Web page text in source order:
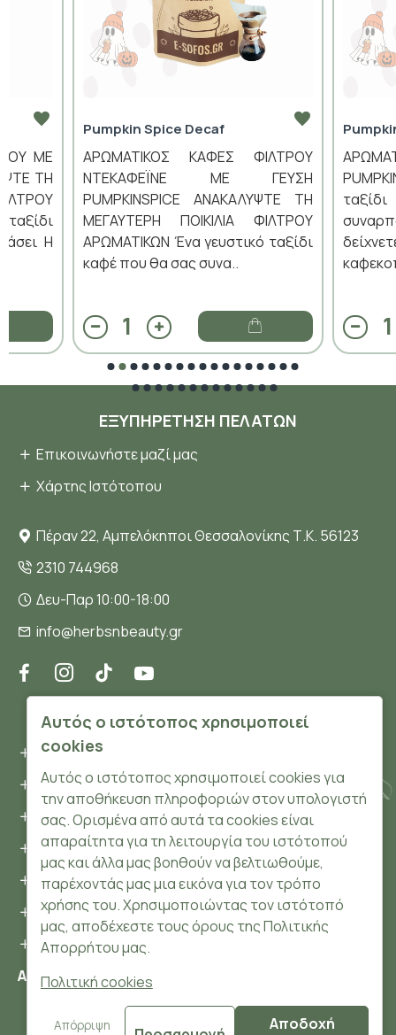
ΜΕ
ΤΗ
ταξίδι
Η
Pumpkin Spice Decaf
ΑΡΩΜΑΤΙΚΟΣ ΚΑΦΕΣ ΦΙΛΤΡΟΥ
ΝΤΕΚΑΦΕΪΝΕ ΜΕ ΓΕΥΣΗ
PUMPKINSPICE ΑΝΑΚΑΛΥΨΤΕ ΤΗ
ΜΕΓΑΥΤΕΡΗ ΠΟΙΚΙΛΙΑ ΦΙΛΤΡΟΥ
ΑΡΩΜΑΤΙΚΩΝ Ένα γευστικό ταξίδι
καφέ που θα σας συνα..
ΕΞΥΠΗΡΈΤΗΣΗ ΠΕΛΑΤΏΝ
Επικοινωνήστε μαζί μας
Χάρτης Ιστότοπου
Πέραν 22, Αμπελόκηποι Θεσσαλονίκης Τ.Κ. 56123
2310 744968
Δευ-Παρ 10:00-18:00
info@herbsnbeauty.gr
ΠΛΗΡΟΦΟΡΊΕΣ
Όροι και συνθήκες
Προσωπικά δεδομένα
Ασφάλεια
Τρόποι Πληρωμής
Τρόποι Αποστολής
Επιστροφές Προϊόντων
Cookies
Αριθμός ΓΕΜΗ: 148204106000
© 2024 HerbsnBeauty.gr All Rights Reserved.
Αυτός ο ιστότοπος χρησιμοποιεί
cookies
Αυτός ο ιστότοπος χρησιμοποιεί cookies για
την αποθήκευση πληροφοριών στον υπολογιστή
σας. Ορισμένα από αυτά τα cookies είναι
απαραίτητα για τη λειτουργία του ιστότοπού
μας και άλλα μας βοηθούν να βελτιωθούμε,
παρέχοντάς μας μια εικόνα για τον τρόπο
χρήσης του. Χρησιμοποιώντας τον ιστότοπό
μας, αποδέχεστε τους όρους της Πολιτικής
Απορρήτου μας.
Πολιτική cookies
Απόρριψη Αποδοχή